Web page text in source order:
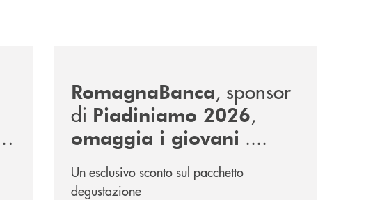
RomagnaBanca, sponsor
di Piadiniamo 2026,
omaggia i giovani ....
Un esclusivo sconto sul pacchetto
degustazione